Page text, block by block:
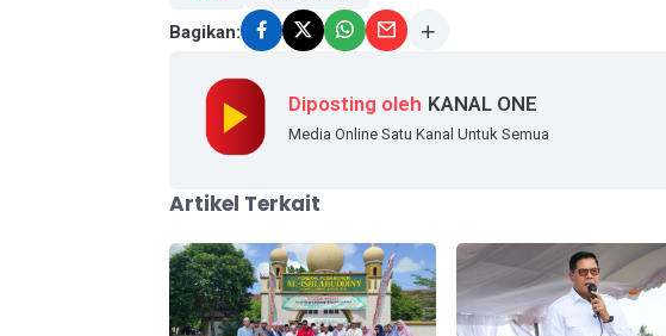
Bagikan:
Diposting oleh KANAL ONE
Media Online Satu Kanal Untuk Semua
Artikel Terkait